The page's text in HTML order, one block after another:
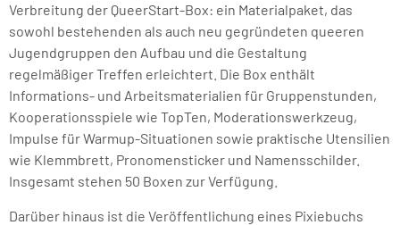
Verbreitung der QueerStart-Box: ein Materialpaket, das
sowohl bestehenden als auch neu gegründeten queeren
Jugendgruppen den Aufbau und die Gestaltung
regelmäßiger Treffen erleichtert. Die Box enthält
Informations- und Arbeitsmaterialien für Gruppenstunden,
Kooperationsspiele wie TopTen, Moderationswerkzeug,
Impulse für Warmup-Situationen sowie praktische Utensilien
wie Klemmbrett, Pronomensticker und Namensschilder.
Insgesamt stehen 50 Boxen zur Verfügung.
Darüber hinaus ist die Veröffentlichung eines Pixiebuchs